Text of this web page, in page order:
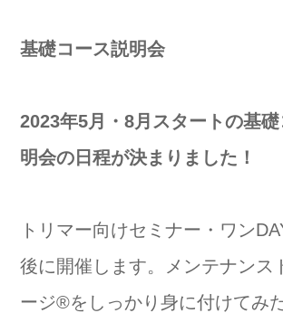
基礎コース説明会
2023年5月・8月スタートの基
明会の日程が決まりました！
トリマー向けセミナー・ワン
後に開催します。メンテナンス
ージ®️をしっかり身に付けてみ